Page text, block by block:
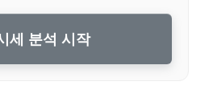
세 분석 시작